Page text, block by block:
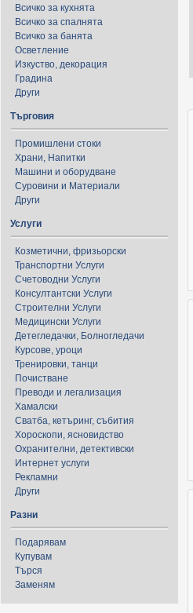
Всичко за кухнята
Всичко за спалнята
Всичко за банята
Осветление
Изкуство, декорация
Градина
Други
Търговия
Промишлени стоки
Храни, Напитки
Машини и оборудване
Суровини и Материали
Други
Услуги
Козметични, фризьорски
Транспортни Услуги
Счетоводни Услуги
Консултантски Услуги
Строителни Услуги
Медицински Услуги
Детегледачки, Болногледачи
Курсове, уроци
Тренировки, танци
Почистване
Преводи и легализация
Хамалски
Сватба, кетъринг, събития
Хороскопи, ясновидство
Охранителни, детективски
Интернет услуги
Рекламни
Други
Разни
Подарявам
Купувам
Търся
Заменям